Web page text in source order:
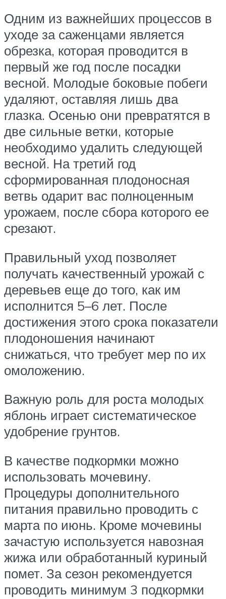
Одним из важнейших процессов в
уходе за саженцами является
обрезка, которая проводится в
первый же год после посадки
весной. Молодые боковые побеги
удаляют, оставляя лишь два
глазка. Осенью они превратятся в
две сильные ветки, которые
необходимо удалить следующей
весной. На третий год
сформированная плодоносная
ветвь одарит вас полноценным
урожаем, после сбора которого ее
срезают.
Правильный уход позволяет
получать качественный урожай с
деревьев еще до того, как им
исполнится 5–6 лет. После
достижения этого срока показатели
плодоношения начинают
снижаться, что требует мер по их
омоложению.
Важную роль для роста молодых
яблонь играет систематическое
удобрение грунтов.
В качестве подкормки можно
использовать мочевину.
Процедуры дополнительного
питания правильно проводить с
марта по июнь. Кроме мочевины
зачастую используется навозная
жижа или обработанный куриный
помет. За сезон рекомендуется
проводить минимум 3 подкормки